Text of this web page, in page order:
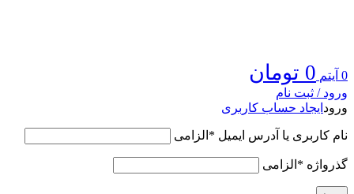
0 آیتم 0 تومان
ورود / ثبت نام
ورود ایجاد حساب کاربری
نام کاربری یا آدرس ایمیل * الزامی
گذرواژه * الزامی